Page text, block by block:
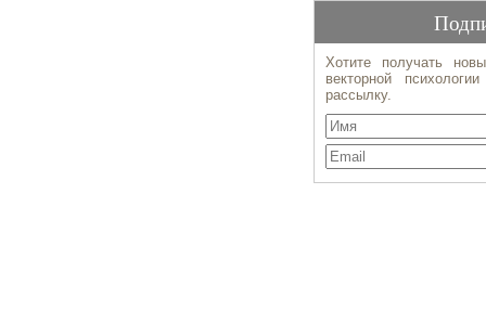
Хотите получать
векторной
рассылку.